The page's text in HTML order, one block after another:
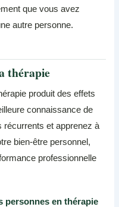
que vous avez
autre personne.
thérapie
produit des effets
connaissance de
et apprenez à
bien-être personnel,
professionnelle
personnes en thérapie